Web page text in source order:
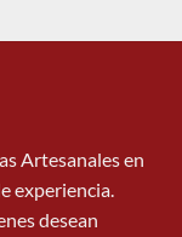
Artesanales en
experiencia.
desean